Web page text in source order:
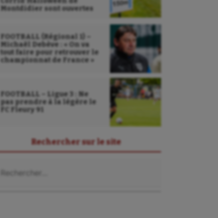
Montdidier sont ouvertes
FOOTBALL (Régional 1) –
Michaël Debève : « On va
tout faire pour retrouver le
championnat de France »
FOOTBALL – Ligue 3 : Ne
pas prendre à la légère le
FC Fleury 91
Rechercher sur le site